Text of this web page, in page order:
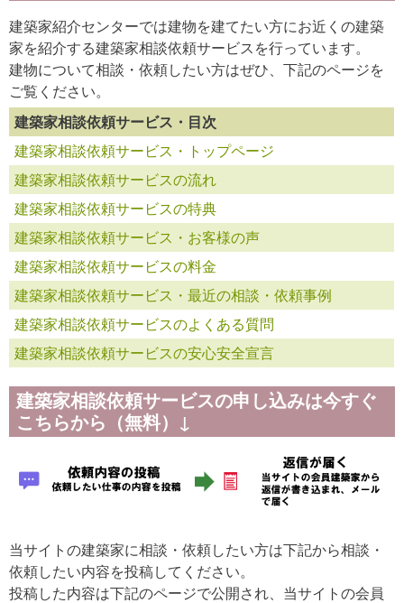
建築家紹介センターでは建物を建てたい方にお近くの建築
家を紹介する建築家相談依頼サービスを行っています。
建物について相談・依頼したい方はぜひ、下記のページを
ご覧ください。
建築家相談依頼サービス・目次
建築家相談依頼サービス・トップページ
建築家相談依頼サービスの流れ
建築家相談依頼サービスの特典
建築家相談依頼サービス・お客様の声
建築家相談依頼サービスの料金
建築家相談依頼サービス・最近の相談・依頼事例
建築家相談依頼サービスのよくある質問
建築家相談依頼サービスの安心安全宣言
建築家相談依頼サービスの申し込みは今すぐ
こちらから（無料）↓
当サイトの建築家に相談・依頼したい方は下記から相談・
依頼したい内容を投稿してください。
投稿した内容は下記のページで公開され、当サイトの会員